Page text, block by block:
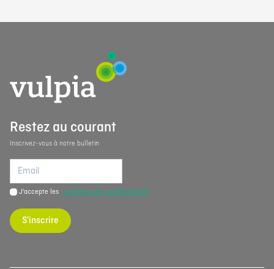
Restez au courant
Inscrivez-vous à notre bulletin
J'accepte les conditions de confidentialité
S'inscrire